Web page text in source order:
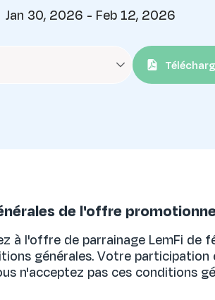
Jan 30, 2026 - Feb 12, 2026
de l'offre
à l'offre de parrainage LemFi de
générales. Votre
n'acceptez pas ces conditions